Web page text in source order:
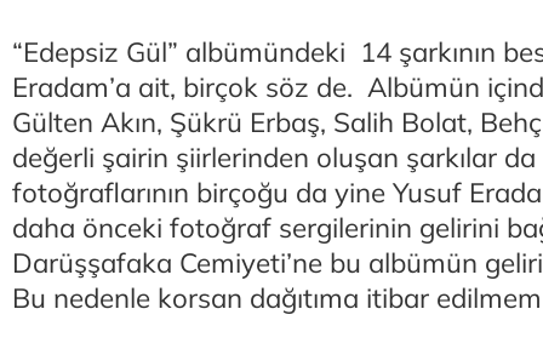
“Edepsiz Gül” albümündeki 14 şarkının
Eradam’a ait, birçok söz de. Albümün
Gülten Akın, Şükrü Erbaş, Salih Bolat,
değerli şairin şiirlerinden oluşan şarkılar
fotoğraflarının birçoğu da yine Yusuf
daha önceki fotoğraf sergilerinin gelirini
Darüşşafaka Cemiyeti’ne bu albümün
Bu nedenle korsan dağıtıma itibar